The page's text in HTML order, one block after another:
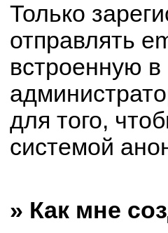
Только
отправлять
встроенную
для того,
системой
» Как мне